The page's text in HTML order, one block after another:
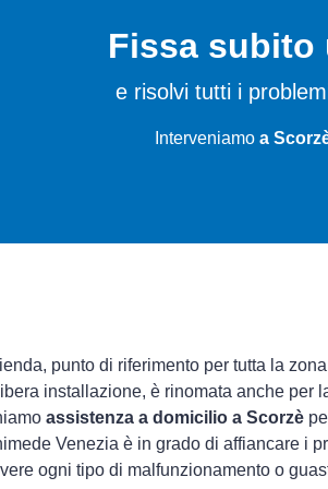
Fissa subito
e risolvi tutti i
Interveniamo a
punto di riferimento per tutta la
installazione, è rinomata anche per
assistenza a domicilio a Scorzè
Venezia è in grado di affiancare i
ogni tipo di malfunzionamento o